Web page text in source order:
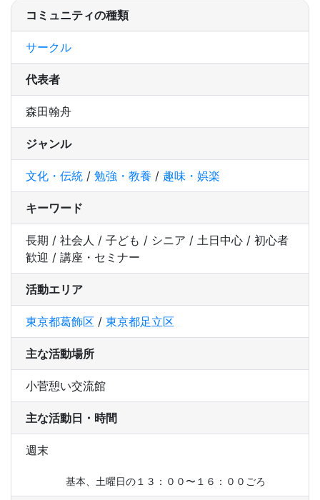
コミュニティの種類
サークル
代表者
森田翰舟
ジャンル
文化・伝統 / 勉強・教養 / 趣味・娯楽
キーワード
長期 / 社会人 / 子ども / シニア / 土日中心 / 初心者
歓迎 / 講座・セミナー
活動エリア
東京都葛飾区 / 東京都足立区
主な活動場所
小菅憩い交流館
主な活動日・時間
週末
            基本、土曜日の１３：００〜１６：００ごろ